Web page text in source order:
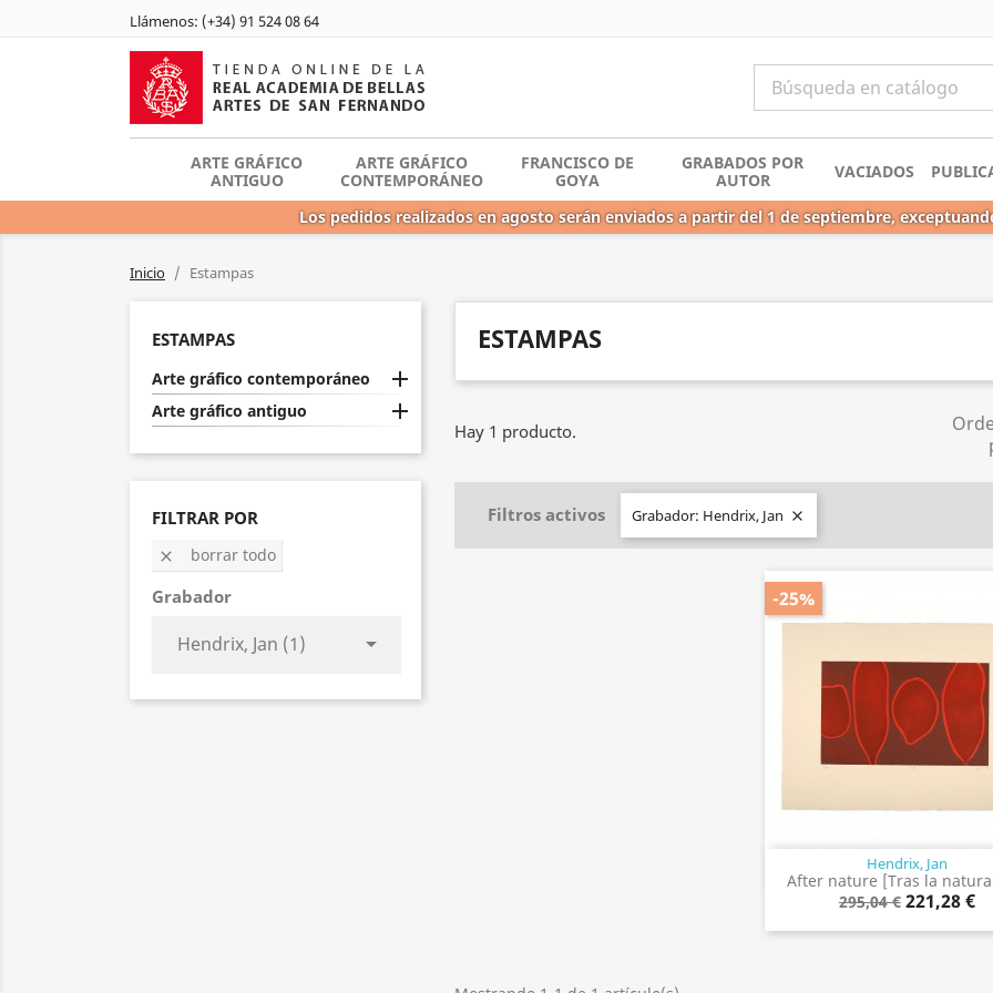
Llámenos: (+34) 91 524 08 64
ARTE GRÁFICO
ANTIGUO
ARTE GRÁFICO
CONTEMPORÁNEO
FRANCISCO DE
GOYA
GRABADOS POR
AUTOR
VACIADOS
Los pedidos realizados en agosto serán enviados a partir del 1 de septiembre,
Inicio Estampas
ESTAMPAS
Arte gráfico contemporáneo 
Arte gráfico antiguo 
FILTRAR POR
 borrar todo
Grabador
Hendrix, Jan (1) 
ESTAMPAS
Hay 1 producto.
Filtros activos Grabador: Hendrix, Jan 
Hendrix, Jan
After nature [Tras la
295,04 € 221,28 €
-25%
Vista rápida